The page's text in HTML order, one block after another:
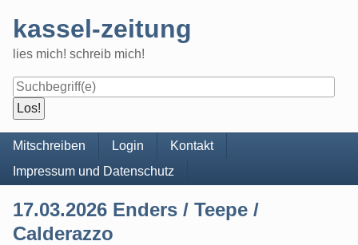
content
kassel-zeitung
lies mich! schreib mich!
Navigation
Mitschreiben Login
Kontakt
Impressum und Datenschutz
17.03.2026 Enders / Teepe /
Calderazzo